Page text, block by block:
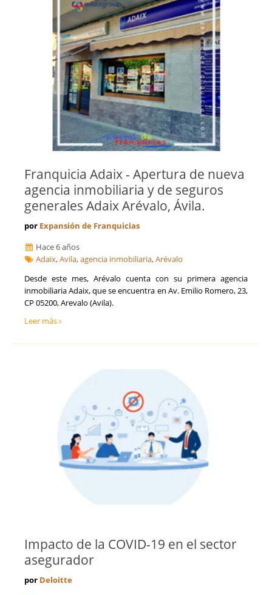
Franquicia Adaix - Apertura de nueva
agencia inmobiliaria y de seguros
generales Adaix Arévalo, Ávila.
por Expansión de Franquicias
Hace 6 años
Adaix,Avila,agencia inmobiliaria,Arévalo
Desde este mes, Arévalo cuenta con su primera agencia
inmobiliaria Adaix, que se encuentra en Av. Emilio Romero, 23,
CP 05200, Arevalo (Avila).
Leer más
Impacto de la COVID-19 en el sector
asegurador
por Deloitte